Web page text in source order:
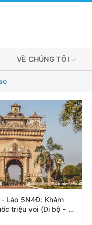
VỀ CHÚNG TÔI
Lào 5N4Đ: Khám
triệu voi (Đi bộ - Về